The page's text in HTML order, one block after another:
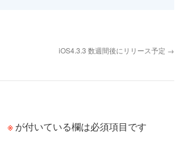
iOS4.3.3 数週間後にリリース予定 →
※ が付いている欄は必須項目です